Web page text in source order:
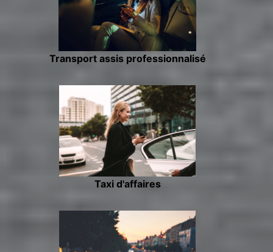
Transport assis professionnalisé
Taxi d'affaires